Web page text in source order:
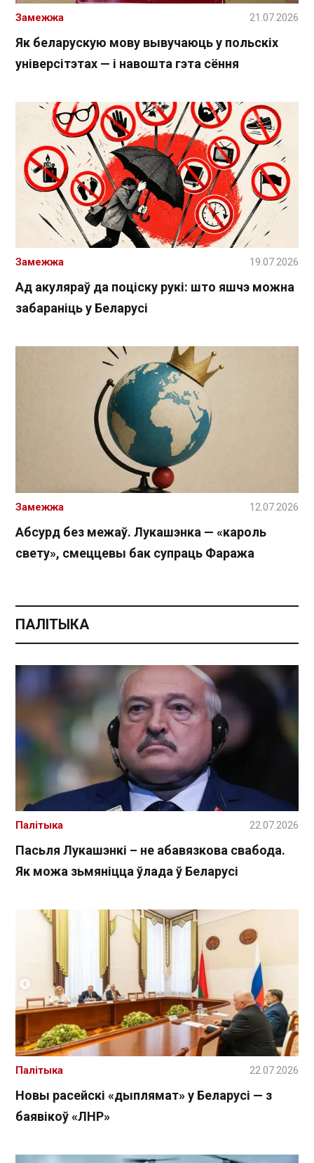
Як беларускую мову вывучаюць у польскіх
універсітэтах — і навошта гэта сёння
Замежжа 21.07.2026
Ад акуляраў да поціску рукі: што яшчэ можна
забараніць у Беларусі
Замежжа 19.07.2026
Абсурд без межаў. Лукашэнка — «кароль
свету», смеццевы бак супраць Фаража
Замежжа 12.07.2026
ПАЛІТЫКА
Пасьля Лукашэнкі – не абавязкова свабода.
Як можа зьмяніцца ўлада ў Беларусі
Палітыка 22.07.2026
Новы расейскі «дыплямат» у Беларусі — з
баявікоў «ЛНР»
Палітыка 22.07.2026